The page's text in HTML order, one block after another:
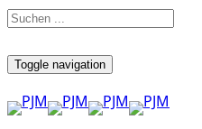
Toggle navigation